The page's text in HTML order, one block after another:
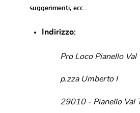
suggerimenti, ecc...
Indirizzo:
Pro Loco Pianello Val
p.zza Umberto I
29010 - Pianello Val